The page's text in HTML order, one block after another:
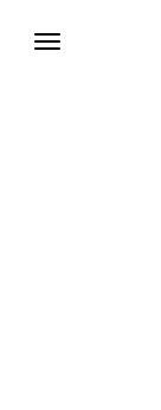
Växla